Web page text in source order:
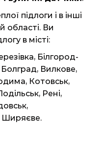
підлоги і в інші
області. Ви
в місті:
Білгород-
Болград, Вилкове,
Котовськ,
Рені,
Ширяєве.